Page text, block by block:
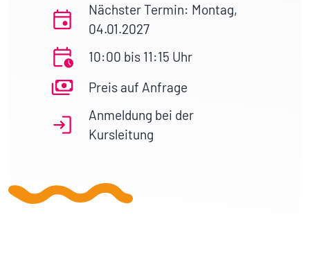
Nächster Termin: Montag,
04.01.2027
10:00 bis 11:15 Uhr
Preis auf Anfrage
Anmeldung bei der
Kursleitung